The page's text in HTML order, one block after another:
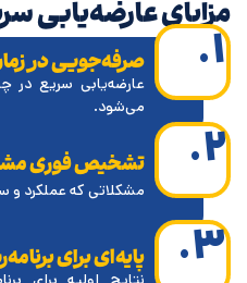
مزایای عارضه‌یابی
۱. صرفه‌جویی در
عارضه‌یابی سریع در
می‌شود.
۲. تشخیص فوری
مشکلاتی که عملکرد و
۳. پایه‌ای برای